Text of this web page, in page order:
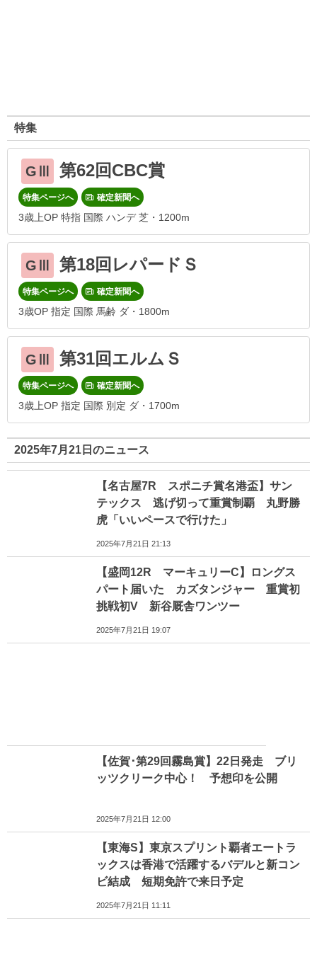
特集
GⅢ 第62回CBC賞
特集ページへ 確定新聞へ
3歳上OP 特指 国際 ハンデ 芝・1200m
GⅢ 第18回レパードＳ
特集ページへ 確定新聞へ
3歳OP 指定 国際 馬齢 ダ・1800m
GⅢ 第31回エルムＳ
特集ページへ 確定新聞へ
3歳上OP 指定 国際 別定 ダ・1700m
2025年7月21日のニュース
【名古屋7R スポニチ賞名港盃】サン
テックス 逃げ切って重賞制覇 丸野勝
虎「いいペースで行けた」
2025年7月21日 21:13
【盛岡12R マーキュリーC】ロングス
パート届いた カズタンジャー 重賞初
挑戦初V 新谷厩舎ワンツー
2025年7月21日 19:07
【佐賀･第29回霧島賞】22日発走 ブリ
ッツクリーク中心！ 予想印を公開
2025年7月21日 12:00
【東海S】東京スプリント覇者エートラ
ックスは香港で活躍するバデルと新コン
ビ結成 短期免許で来日予定
2025年7月21日 11:11